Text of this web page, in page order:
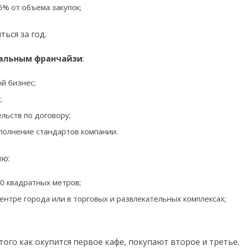
от объема закупок;
за год.
франчайзи:
бизнес;
по договору;
стандартов компании.
квадратных метров;
города или в торговых и развлекательных комплексах;
как окупится первое кафе, покупают второе и третье.